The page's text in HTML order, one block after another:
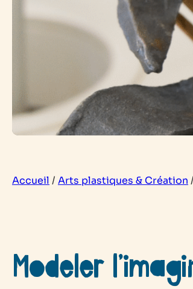
Accueil / Arts plastiques & Création /
Modeler